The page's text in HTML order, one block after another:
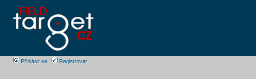
Přihlásit se Registrovat